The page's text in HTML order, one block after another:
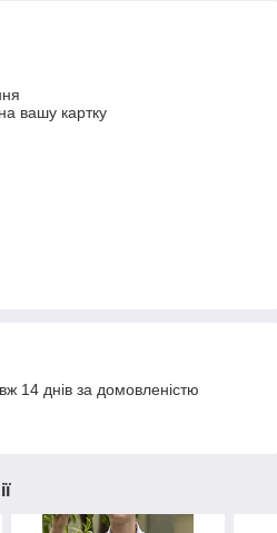
вашу картку
14 днів за домовленістю